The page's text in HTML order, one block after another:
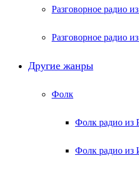
Разговорное радио
Разговорное радио
Другие жанры
Фолк
Фолк радио из
Фолк радио из